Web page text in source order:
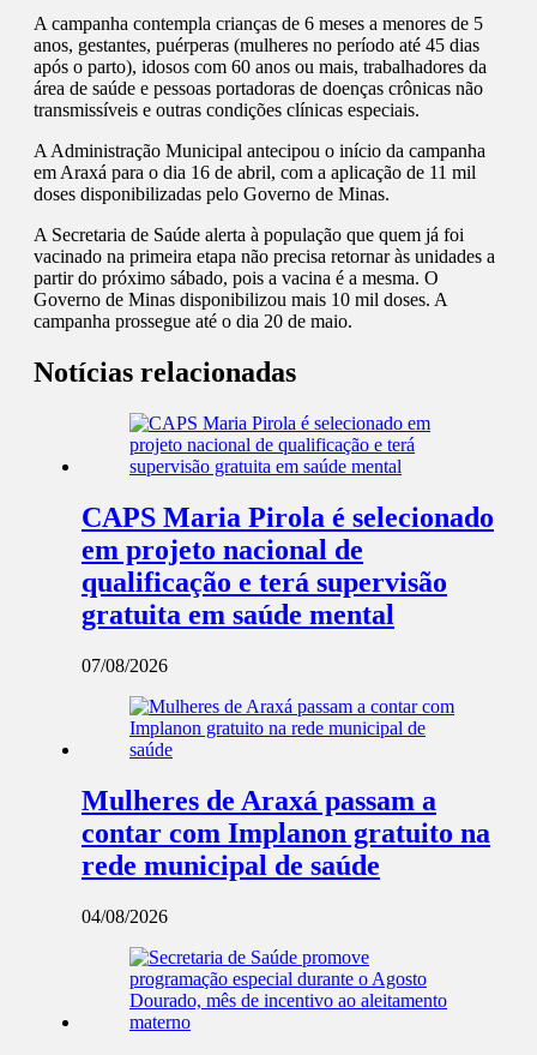
A campanha contempla crianças de 6 meses a menores de 5
anos, gestantes, puérperas (mulheres no período até 45 dias
após o parto), idosos com 60 anos ou mais, trabalhadores da
área de saúde e pessoas portadoras de doenças crônicas não
transmissíveis e outras condições clínicas especiais.
A Administração Municipal antecipou o início da campanha
em Araxá para o dia 16 de abril, com a aplicação de 11 mil
doses disponibilizadas pelo Governo de Minas.
A Secretaria de Saúde alerta à população que quem já foi
vacinado na primeira etapa não precisa retornar às unidades a
partir do próximo sábado, pois a vacina é a mesma. O
Governo de Minas disponibilizou mais 10 mil doses. A
campanha prossegue até o dia 20 de maio.
Notícias relacionadas
CAPS Maria Pirola é selecionado
em projeto nacional de
qualificação e terá supervisão
gratuita em saúde mental
07/08/2026
Mulheres de Araxá passam a
contar com Implanon gratuito na
rede municipal de saúde
04/08/2026